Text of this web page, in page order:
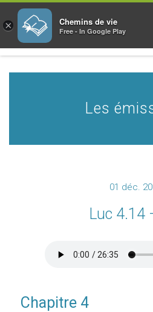
Les
01 déc.
Luc 4.14
Chapitre 4
× Chemins de vie
Free - In Google Play